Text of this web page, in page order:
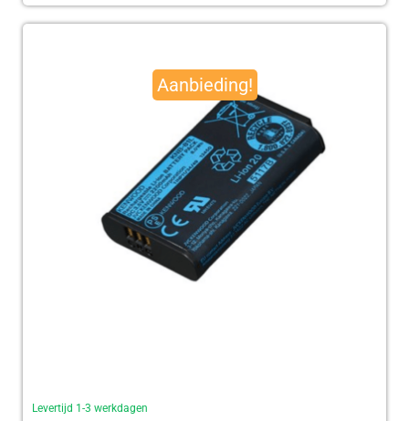
Aanbieding!
Levertijd 1-3 werkdagen